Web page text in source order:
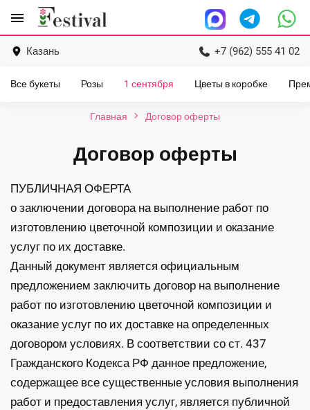
menu
Перейти
содержанию
Казань +7 (962) 555 41 02
Все букеты Розы 1 сентября Цветы в коробке
Главная Договор оферты
Договор оферты
ПУБЛИЧНАЯ ОФЕРТА
о заключении договора на выполнение работ по
изготовлению цветочной композиции и оказание
услуг по их доставке.
Данный документ является официальным
предложением заключить договор на выполнение
работ по изготовлению цветочной композиции и
оказание услуг по их доставке на определенных
договором условиях. В соответствии со ст. 437
Гражданского Кодекса РФ данное предложение,
содержащее все существенные условия выполнения
работ и предоставления услуг, является публичной